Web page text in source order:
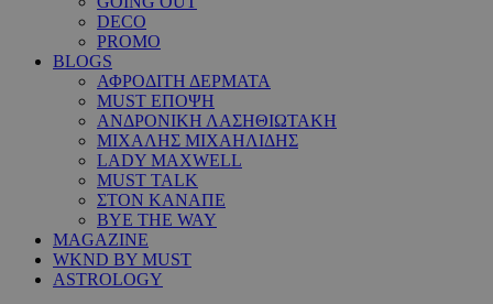
DECO
PROMO
BLOGS
ΑΦΡΟΔΙΤΗ ΔΕΡΜΑΤΑ
MUST ΕΠΟΨΗ
ΑΝΔΡΟΝΙΚΗ ΛΑΣΗΘΙΩΤΑΚΗ
ΜΙΧΑΛΗΣ ΜΙΧΑΗΛΙΔΗΣ
LADY MAXWELL
MUST TALK
ΣΤΟΝ ΚΑΝΑΠΕ
BYE THE WAY
MAGAZINE
WKND BY MUST
ASTROLOGY